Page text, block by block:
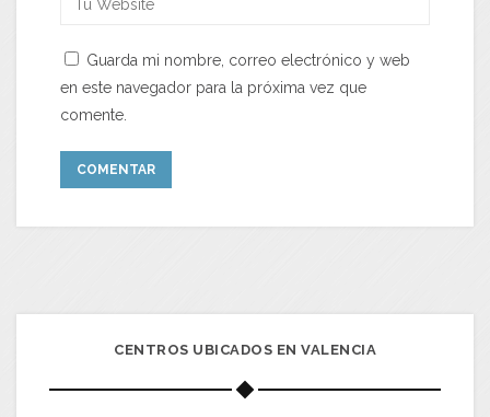
Guarda mi nombre, correo electrónico y web
en este navegador para la próxima vez que
comente.
CENTROS UBICADOS EN VALENCIA